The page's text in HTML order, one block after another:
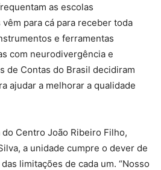
as escolas
para cá para receber toda
e ferramentas
com neurodivergência e
de Contas do Brasil decidiram
ajudar a melhorar a qualidade
Centro João Ribeiro Filho,
a unidade cumpre o dever de
limitações de cada um. “Nosso